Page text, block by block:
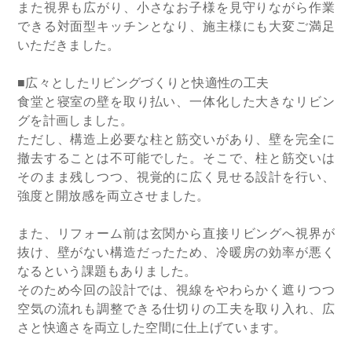
また視界も広がり、小さなお子様を見守りながら作業
できる対面型キッチンとなり、施主様にも大変ご満足
いただきました。
■広々としたリビングづくりと快適性の工夫
食堂と寝室の壁を取り払い、一体化した大きなリビン
グを計画しました。
ただし、構造上必要な柱と筋交いがあり、壁を完全に
撤去することは不可能でした。そこで、柱と筋交いは
そのまま残しつつ、視覚的に広く見せる設計を行い、
強度と開放感を両立させました。
また、リフォーム前は玄関から直接リビングへ視界が
抜け、壁がない構造だったため、冷暖房の効率が悪く
なるという課題もありました。
そのため今回の設計では、視線をやわらかく遮りつつ
空気の流れも調整できる仕切りの工夫を取り入れ、広
さと快適さを両立した空間に仕上げています。